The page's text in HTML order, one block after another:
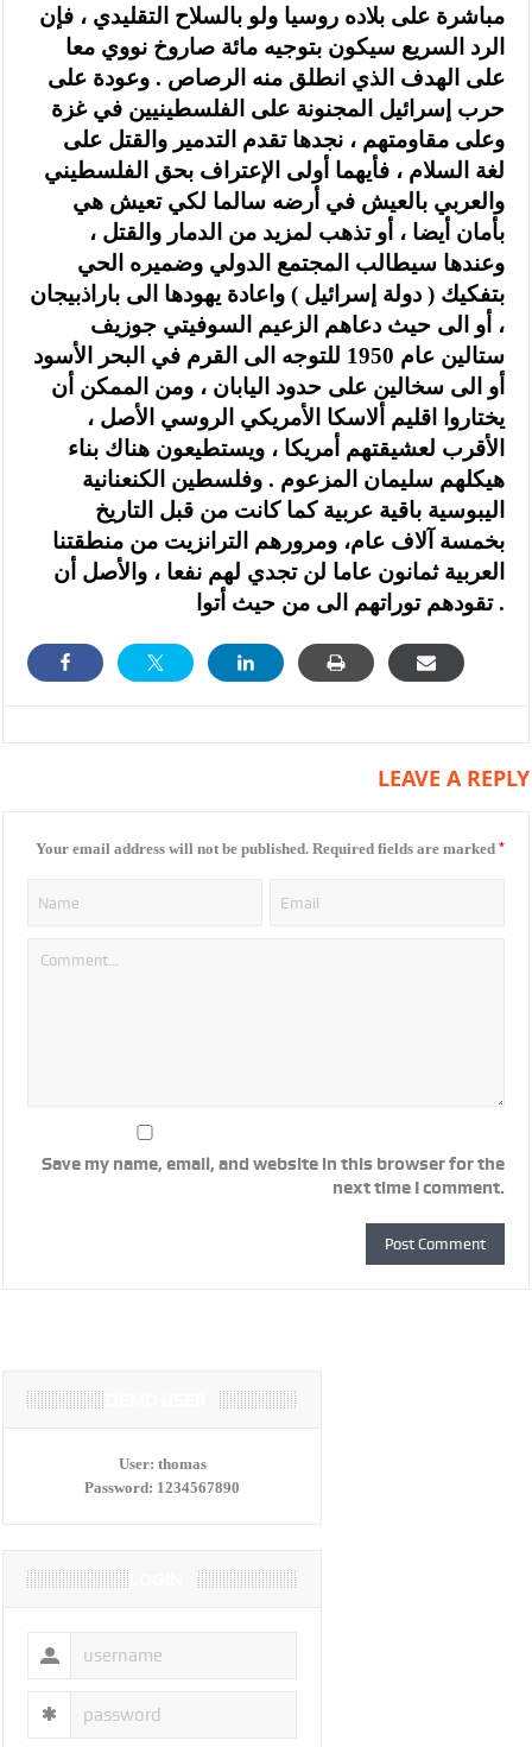
مباشرة على بلاده روسيا ولو بالسلاح التقليدي ، فإن
الرد السريع سيكون بتوجيه مائة صاروخ نووي معا
على الهدف الذي انطلق منه الرصاص . وعودة على
حرب إسرائيل المجنونة على الفلسطينيين في غزة
وعلى مقاومتهم ، نجدها تقدم التدمير والقتل على
لغة السلام ، فأيهما أولى الإعتراف بحق الفلسطيني
والعربي بالعيش في أرضه سالما لكي تعيش هي
بأمان أيضا ، أو تذهب لمزيد من الدمار والقتل ،
وعندها سيطالب المجتمع الدولي وضميره الحي
بتفكيك ( دولة إسرائيل ) واعادة يهودها الى باراذبيجان
، أو الى حيث دعاهم الزعيم السوفيتي جوزيف
ستالين عام 1950 للتوجه الى القرم في البحر الأسود
أو الى سخالين على حدود اليابان ، ومن الممكن أن
يختاروا اقليم ألاسكا الأمريكي الروسي الأصل ،
الأقرب لعشيقتهم أمريكا ، ويستطيعون هناك بناء
هيكلهم سليمان المزعوم . وفلسطين الكنعنانية
اليبوسية باقية عربية كما كانت من قبل التاريخ
بخمسة آلاف عام، ومرورهم الترانزيت من منطقتنا
العربية ثمانون عاما لن تجدي لهم نفعا ، والأصل أن
تقودهم توراتهم الى من حيث أتوا .
LEAVE A REPLY
Your email address will not be published. Required fields are marked *
Save my name, email, and website in this browser for the
next time I comment.
User: thomas
Password: 1234567890